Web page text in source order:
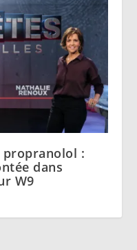
propranolol :
dans
W9